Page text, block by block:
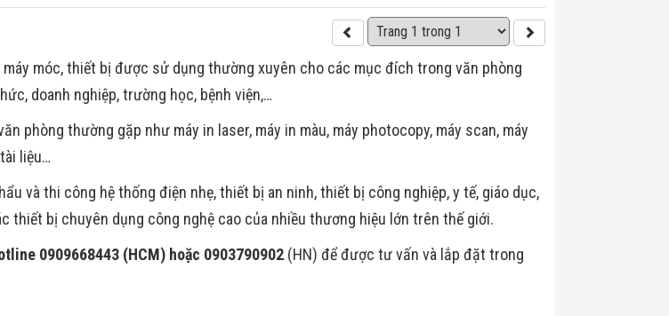
máy móc, thiết bị được sử dụng thường xuyên cho các mục đích trong văn phòng
doanh nghiệp, trường học, bệnh viện,…
phòng thường gặp như máy in laser, máy in màu, máy photocopy, máy scan, máy
liệu…
và thi công hệ thống điện nhẹ, thiết bị an ninh, thiết bị công nghiệp, y tế, giáo dục,
thiết bị chuyên dụng công nghệ cao của nhiều thương hiệu lớn trên thế giới.
0909668443 (HCM) hoặc 0903790902 (HN) để được tư vấn và lắp đặt trong